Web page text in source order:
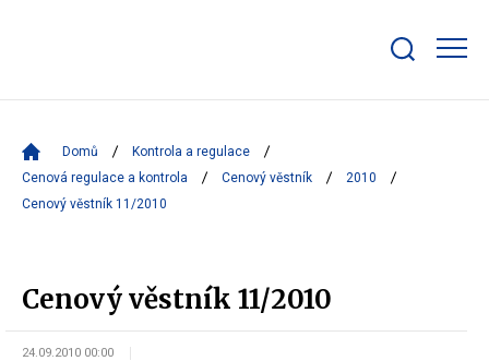
bar
Domů
Kontrola a regulace
Cenová regulace a kontrola
Cenový věstník
2010
Cenový věstník 11/2010
Cenový věstník 11/2010
24.09.2010 00:00